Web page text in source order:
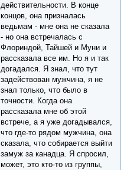
действительности. В конце
концов, она призналась
ведьмам - мне она не сказала
- но она встречалась с
Флориндой, Тайшей и Муни и
рассказала все им. Но я и так
догадался. Я знал, что тут
задействован мужчина, я не
знал только, что было в
точности. Когда она
рассказала мне об этой
встрече, а я уже догадывался,
что где-то рядом мужчина, она
сказала, что собирается выйти
замуж за канадца. Я спросил,
может, это кто-то из группы,